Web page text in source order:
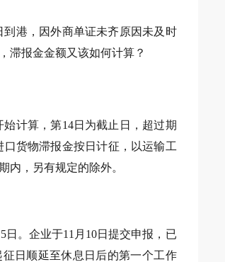
到港，因外商单证未齐原因未及时
滞报金金额又该如何计算？
计算，第14日为截止日，超过期
货物滞报金按日计征，以运输工
内，另有规定的除外。
日。企业于11月10日提交申报，已
日顺延至休息日后的第一个工作